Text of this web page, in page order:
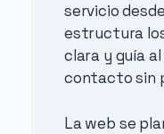
servicio
estructura
clara y guía
contacto sin
La web se